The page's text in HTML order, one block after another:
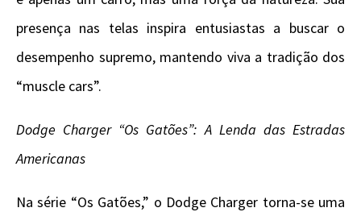
presença nas telas inspira entusiastas a buscar o
desempenho supremo, mantendo viva a tradição dos
“muscle cars”.
Dodge Charger “Os Gatões”: A Lenda das Estradas
Americanas
Na série “Os Gatões,” o Dodge Charger torna-se uma